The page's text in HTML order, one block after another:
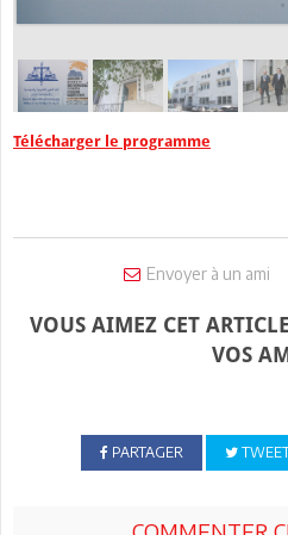
Télécharger le programme
Envoyer à un ami
VOUS AIMEZ CET
VOS
PARTAGER